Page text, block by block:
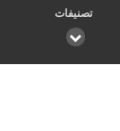
تصنيفات